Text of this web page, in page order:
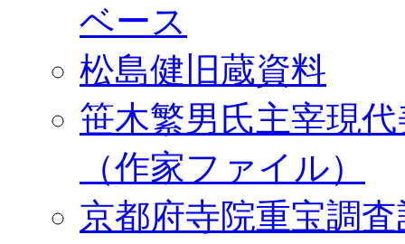
ベース
松島健旧蔵資料
笹木繁男氏主宰現
（作家ファイル）
京都府寺院重宝調